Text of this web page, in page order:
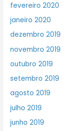
fevereiro 2020
janeiro 2020
dezembro 2019
novembro 2019
outubro 2019
setembro 2019
agosto 2019
julho 2019
junho 2019